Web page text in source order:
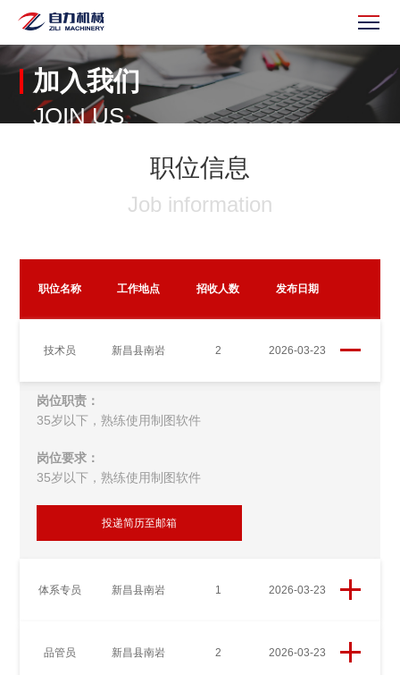
加入我们
JOIN US
职位信息
Job information
职位名称 工作地点 招收人数 发布日期
技术员 新昌县南岩 2 2026-03-23
岗位职责：
35岁以下，熟练使用制图软件
岗位要求：
35岁以下，熟练使用制图软件
投递简历至邮箱
体系专员 新昌县南岩 1 2026-03-23
品管员 新昌县南岩 2 2026-03-23